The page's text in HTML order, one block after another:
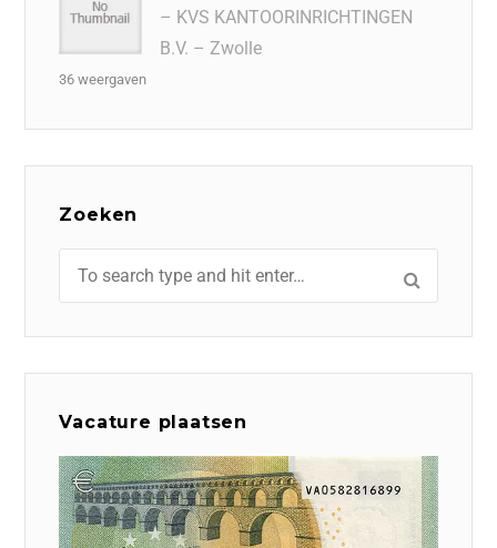
– KVS KANTOORINRICHTINGEN
B.V. – Zwolle
36 weergaven
Zoeken
Vacature plaatsen